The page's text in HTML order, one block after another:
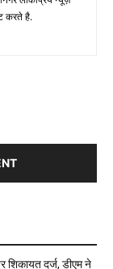
करते है.
शिकायत दर्ज, डीएम ने